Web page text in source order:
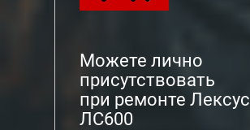
Можете лично
присутствовать
при ремонте Лексус
ЛС600